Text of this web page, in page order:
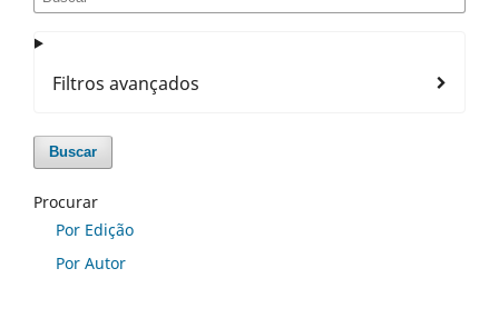
Filtros avançados
Buscar
Procurar
Por Edição
Por Autor